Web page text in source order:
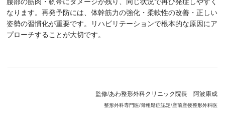
なります。再発予防には、体幹筋力の強化・柔軟性の改善・正しい
姿勢の習慣化が重要です。リハビリテーションで根本的な原因にア
プローチすることが大切です。
監修/あわ整形外科クリニック院長 阿波康成
整形外科専門医/骨粗鬆症認定/産前産後整形外科医